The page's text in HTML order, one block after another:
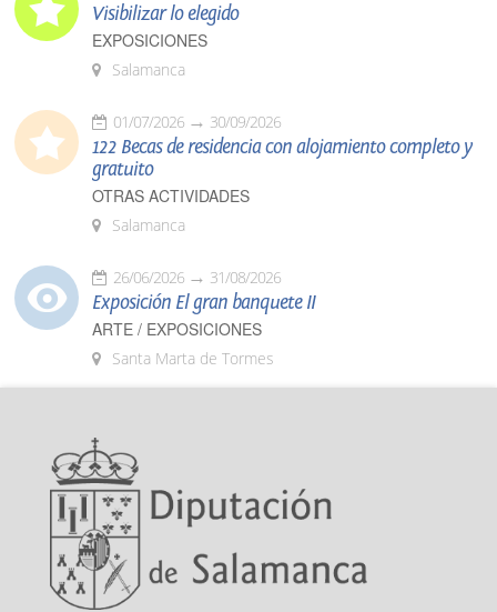
Visibilizar lo elegido
EXPOSICIONES
Salamanca
01/07/2026 30/09/2026
122 Becas de residencia con alojamiento completo y
gratuito
OTRAS ACTIVIDADES
Salamanca
26/06/2026 31/08/2026
Exposición El gran banquete II
ARTE / EXPOSICIONES
Santa Marta de Tormes